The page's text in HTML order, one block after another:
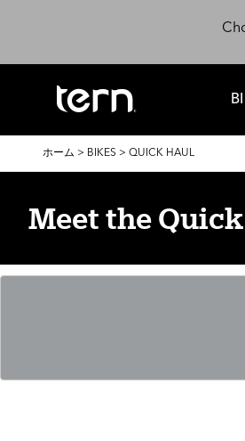
パ
ホーム > BIKES > QUICK HAUL
Meet the